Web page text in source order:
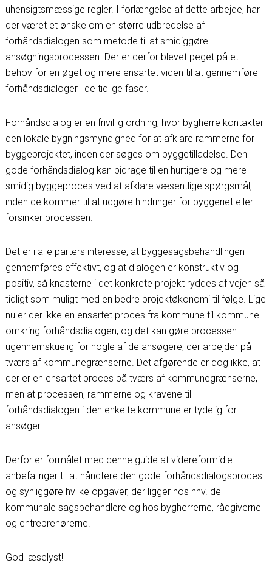
uhensigtsmæssige regler. I forlængelse af dette arbejde, har
der været et ønske om en større udbredelse af
forhåndsdialogen som metode til at smidiggøre
ansøgningsprocessen. Der er derfor blevet peget på et
behov for en øget og mere ensartet viden til at gennemføre
forhåndsdialoger i de tidlige faser.
Forhåndsdialog er en frivillig ordning, hvor bygherre kontakter
den lokale bygningsmyndighed for at afklare rammerne for
byggeprojektet, inden der søges om byggetilladelse. Den
gode forhåndsdialog kan bidrage til en hurtigere og mere
smidig byggeproces ved at afklare væsentlige spørgsmål,
inden de kommer til at udgøre hindringer for byggeriet eller
forsinker processen.
Det er i alle parters interesse, at byggesagsbehandlingen
gennemføres effektivt, og at dialogen er konstruktiv og
positiv, så knasterne i det konkrete projekt ryddes af vejen så
tidligt som muligt med en bedre projektøkonomi til følge. Lige
nu er der ikke en ensartet proces fra kommune til kommune
omkring forhåndsdialogen, og det kan gøre processen
ugennemskuelig for nogle af de ansøgere, der arbejder på
tværs af kommunegrænserne. Det afgørende er dog ikke, at
der er en ensartet proces på tværs af kommunegrænserne,
men at processen, rammerne og kravene til
forhåndsdialogen i den enkelte kommune er tydelig for
ansøger.
Derfor er formålet med denne guide at videreformidle
anbefalinger til at håndtere den gode forhåndsdialogsproces
og synliggøre hvilke opgaver, der ligger hos hhv. de
kommunale sagsbehandlere og hos bygherrerne, rådgiverne
og entreprenørerne.
God læselyst!